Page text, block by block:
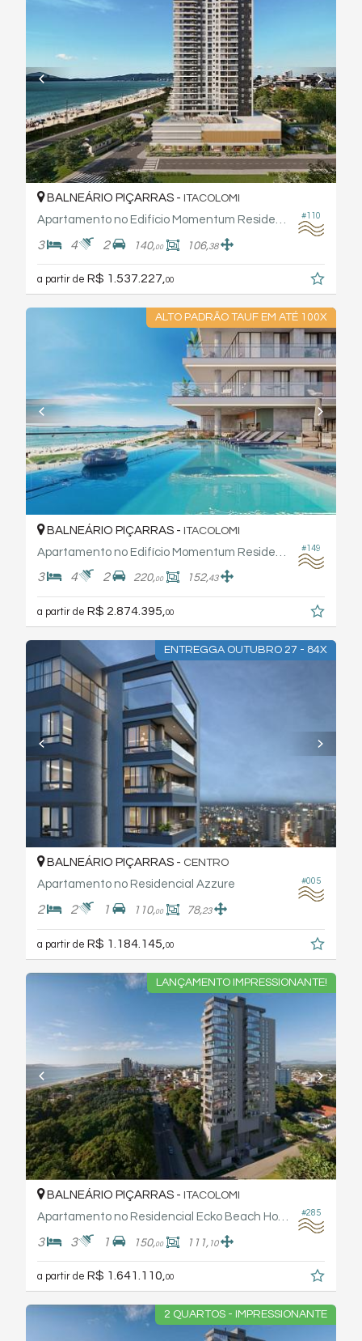
#110
BALNEÁRIO PIÇARRAS - ITACOLOMI
Apartamento no Edifício Momentum Residence - Tauf
3 4 2 140,00 106,38
a partir de R$ 1.537.227,00
ALTO PADRÃO TAUF EM ATÉ 100X
#149
BALNEÁRIO PIÇARRAS - ITACOLOMI
3 4 2 220,00 152,43
a partir de R$ 2.874.395, 00
ENTREGGA OUTUBRO 27 - 84X
#005
BALNEÁRIO PIÇARRAS - CENTRO
Apartamento no Residencial Azzure
2 2 1 110,00 78,23
a partir de R$ 1.184.145, 00
LANÇAMENTO IMPRESSIONANTE!
#285
BALNEÁRIO PIÇARRAS - ITACOLOMI
Apartamento no Residencial Ecko Beach Home - Otto
3 3 1 150,00 111, 10
a partir de R$ 1.641.110,00
2 QUARTOS - IMPRESSIONANTE